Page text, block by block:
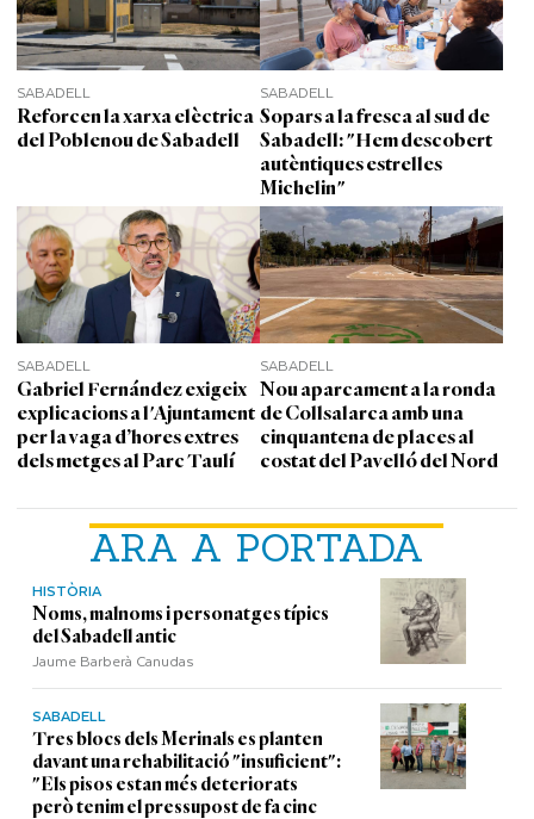
ARA A PORTADA
HISTÒRIA
Noms, malnoms i personatges típics
del Sabadell antic
Jaume Barberà Canudas
SABADELL
Tres blocs dels Merinals es planten
davant una rehabilitació "insuficient":
"Els pisos estan més deteriorats
però tenim el pressupost de fa cinc
SABADELL
Reforcen la xarxa elèctrica
del Poblenou de Sabadell
SABADELL
Sopars a la fresca al sud de
Sabadell: "Hem descobert
autèntiques estrelles
Michelin"
SABADELL
Gabriel Fernández exigeix
explicacions a l'Ajuntament
per la vaga d’hores extres
dels metges al Parc Taulí
SABADELL
Nou aparcament a la ronda
de Collsalarca amb una
cinquantena de places al
costat del Pavelló del Nord